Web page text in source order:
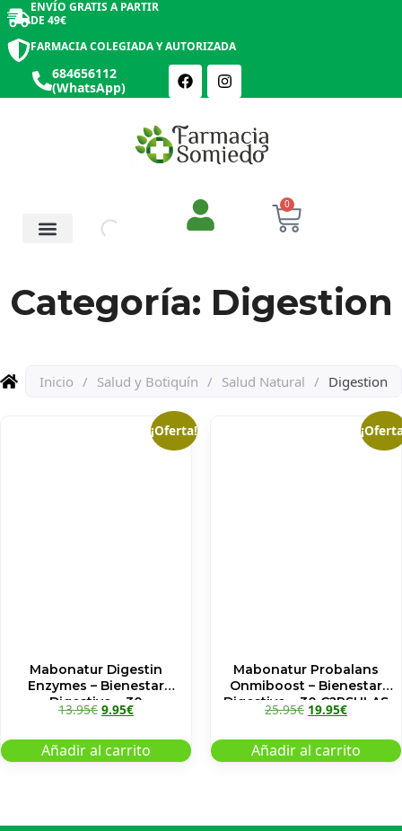
ENVÍO GRATIS A PARTIR
DE 49€
FARMACIA COLEGIADA Y AUTORIZADA
684656112
(WhatsApp)
0
Categoría: Digestion
Inicio / Salud y Botiquín / Salud Natural / Digestion
¡Oferta!
Mabonatur Digestin
Enzymes – Bienestar
Digestivo – 30
COMPRIMIDOS
13.95€ 9.95€
Añadir al carrito
Mabonatur Probalans
Onmiboost – Bienestar
Digestivo – 30 C?PSULAS
25.95€ 19.95€
Añadir al carrito